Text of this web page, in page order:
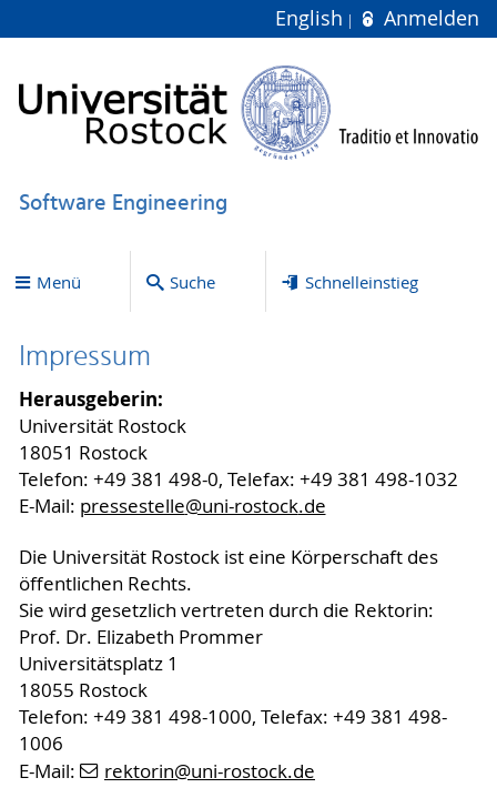
English Anmelden
Software Engineering
Menü Suche Schnelleinstieg
Impressum
Herausgeberin:
Universität Rostock
18051 Rostock
Telefon: +49 381 498-0, Telefax: +49 381 498-1032
E-Mail: pressestelle@uni-rostock.de
Die Universität Rostock ist eine Körperschaft des
öffentlichen Rechts.
Sie wird gesetzlich vertreten durch die Rektorin:
Prof. Dr. Elizabeth Prommer
Universitätsplatz 1
18055 Rostock
Telefon: +49 381 498-1000, Telefax: +49 381 498-
1006
E-Mail:
rektorin@uni-rostock.de